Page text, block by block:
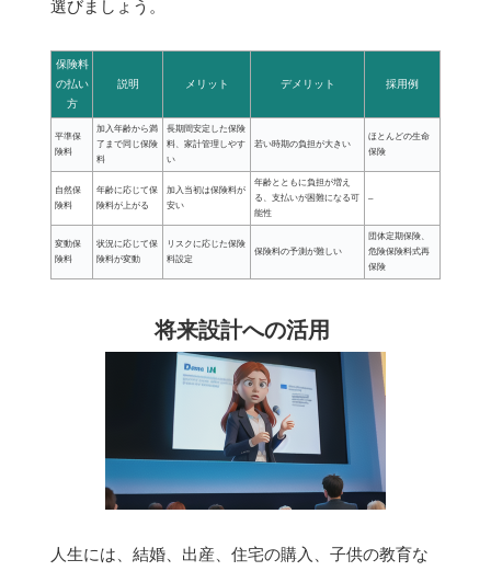
選びましょう。
保険料
の払い
方
説明 メリット デメリット 採用例
平準保
険料
加入年齢から満
了まで同じ保険
料
長期間安定した保険
料、家計管理しやす
い
若い時期の負担が大きい
ほとんどの生命
保険
自然保
険料
年齢に応じて保
険料が上がる
加入当初は保険料が
安い
年齢とともに負担が増え
る、支払いが困難になる可
能性
–
変動保
険料
状況に応じて保
険料が変動
リスクに応じた保険
料設定
保険料の予測が難しい
団体定期保険、
危険保険料式再
保険
将来設計への活用
人生には、結婚、出産、住宅の購入、子供の教育な